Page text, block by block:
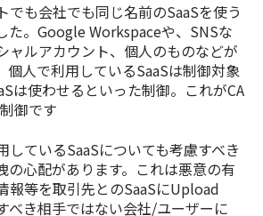
でも会社でも同じ名前のSaaSを使う
た。Google Workspaceや、SNSな
ャルアカウント、個人のものなどが
個人で利用しているSaaSは制御対象
は使わせるといった制御。これがCA
御です
しているSaaSについても考慮すべき
の心配があります。これは悪意の有
報等を取引先とのSaaSにUpload
べき相手ではない会社/ユーザーに